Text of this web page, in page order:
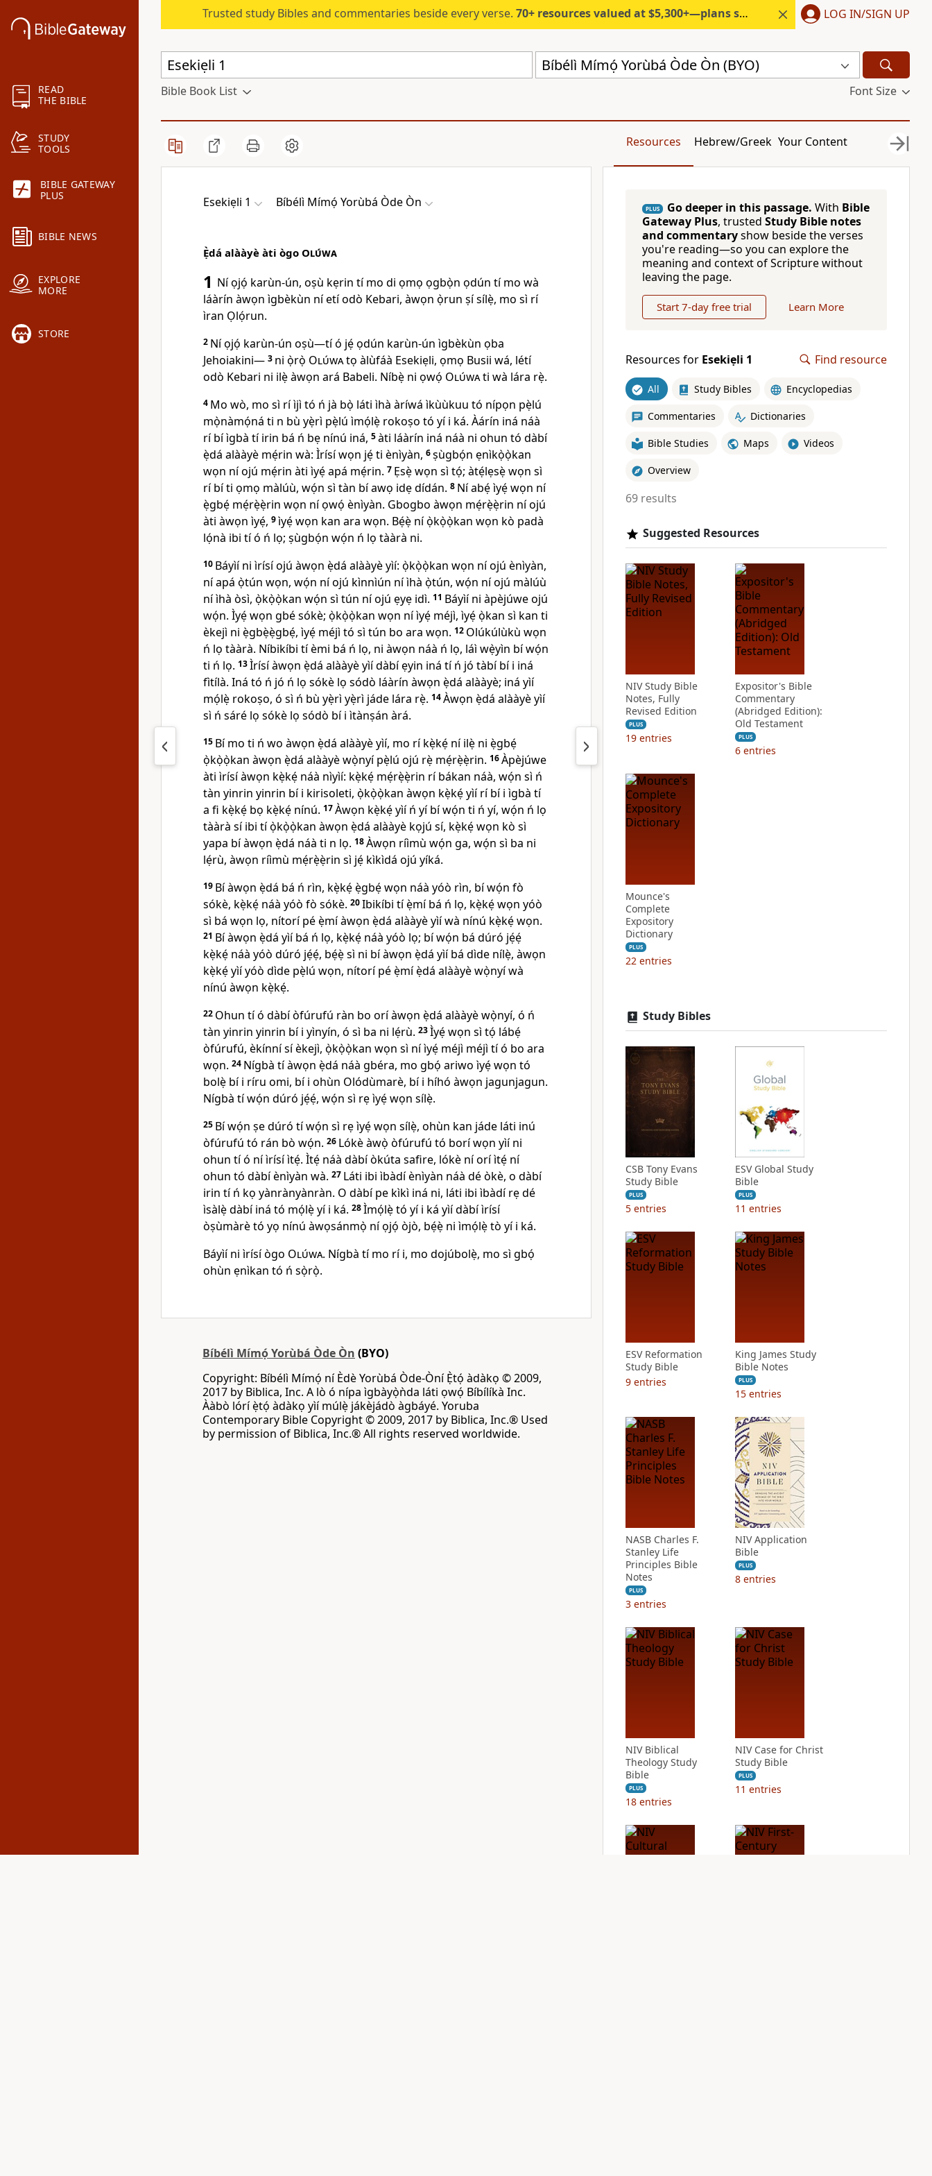
READ
THE BIBLE
STUDY
TOOLS
BIBLE GATEWAY
PLUS
BIBLE NEWS
EXPLORE
MORE
STORE
Trusted study Bibles and commentaries beside every verse. 70+ resources valued at $5,300+—plans start under $6/month. LOG IN/SIGN UP
Bíbélì Mímọ́ Yorùbá Òde Òn (BYO)
Bible Book List Font Size
Resources Hebrew/Greek Your Content
Esekiẹli 1 Bíbélì Mímọ́ Yorùbá Òde Òn
Ẹ̀dá alààyè àti ògo Olúwa
1 Ní ọjọ́ karùn-ún, oṣù kẹrin tí mo di ọmọ ọgbọ̀n ọdún tí mo wà
láàrín àwọn ìgbèkùn ní etí odò Kebari, àwọn ọ̀run ṣí sílẹ̀, mo sì rí
ìran Ọlọ́run.
2 Ní ọjọ́ karùn-ún oṣù—tí ó jẹ́ ọdún karùn-ún ìgbèkùn ọba
Jehoiakini— 3 ni ọ̀rọ̀ Olúwatọ àlùfáà Esekiẹli, ọmọ Busii wá, létí
odò Kebari ni ilẹ̀ àwọn ará Babeli. Níbẹ̀ ni ọwọ́ Olúwati wà lára rẹ̀.
4 Mo wò, mo sì rí ìjì tó ń jà bọ̀ láti ìhà àríwá ìkùùkuu tó nípọn pẹ̀lú
mọ̀nàmọ́ná ti n bù yẹ̀rì pẹ̀lú ìmọ́lẹ̀ rokoṣo tó yí i ká. Àárín iná náà
rí bí ìgbà tí irin bá ń bẹ nínú iná, 5àti láàrín iná náà ni ohun tó dàbí
ẹ̀dá alààyè mẹ́rin wà: Ìrísí wọn jẹ́ ti ènìyàn, 6ṣùgbọ́n ẹnìkọ̀ọ̀kan
wọn ní ojú mẹ́rin àti ìyẹ́ apá mẹ́rin. 7 Ẹsẹ̀ wọn sì tọ́; àtẹ́lẹsẹ̀ wọn sì
rí bí ti ọmọ màlúù, wọ́n sì tàn bí awọ idẹ dídán. 8 Ní abẹ́ ìyẹ́ wọn ní
ẹ̀gbẹ́ mẹ́rẹ̀ẹ̀rin wọn ní ọwọ́ ènìyàn. Gbogbo àwọn mẹ́rẹ̀ẹ̀rin ní ojú
àti àwọn ìyẹ́, 9ìyẹ́ wọn kan ara wọn. Bẹ́ẹ̀ ní ọ̀kọ̀ọ̀kan wọn kò padà
lọ́nà ibi tí ó ń lọ; ṣùgbọ́n wọ́n ń lọ tààrà ni.
10 Báyìí ni ìrísí ojú àwọn ẹ̀dá alààyè yìí: ọ̀kọ̀ọ̀kan wọn ní ojú ènìyàn,
ní apá ọ̀tún wọn, wọ́n ní ojú kìnnìún ní ìhà ọ̀tún, wọ́n ní ojú màlúù
ní ìhà òsì, ọ̀kọ̀ọ̀kan wọ́n sì tún ní ojú ẹyẹ idì. 11 Báyìí ni àpèjúwe ojú
wọ́n. Ìyẹ́ wọn gbé sókè; ọ̀kọ̀ọ̀kan wọn ní ìyẹ́ méjì, ìyẹ́ ọ̀kan sì kan ti
èkejì ni ẹ̀gbẹ̀ẹ̀gbẹ́, ìyẹ́ méjì tó sì tún bo ara wọn. 12 Olúkúlùkù wọn
ń lọ tààrà. Níbikíbi tí èmi bá ń lọ, ni àwọn náà ń lọ, láì wẹ̀yìn bí wọ́n
ti ń lọ. 13Ìrísí àwọn ẹ̀dá alààyè yìí dàbí ẹyin iná tí ń jó tàbí bí i iná
fìtílà. Iná tó ń jó ń lọ sókè lọ sódò láàrín àwọn ẹ̀dá alààyè; iná yìí
mọ́lẹ̀ rokoṣo, ó sì ń bù yẹ̀rì yẹ̀rì jáde lára rẹ̀. 14Àwọn ẹ̀dá alààyè yìí
sì ń sáré lọ sókè lọ sódò bí i ìtànṣán àrá.
15 Bí mo ti ń wo àwọn ẹ̀dá alààyè yìí, mo rí kẹ̀kẹ́ ní ilẹ̀ ni ẹ̀gbẹ́
ọ̀kọ̀ọ̀kan àwọn ẹ̀dá alààyè wọ̀nyí pẹ̀lú ojú rẹ̀ mẹ́rẹ̀ẹ̀rin. 16Àpèjúwe
àti ìrísí àwọn kẹ̀kẹ́ náà nìyìí: kẹ̀kẹ́ mẹ́rẹ̀ẹ̀rin rí bákan náà, wọ́n sì ń
tàn yinrin yinrin bí i kirisoleti, ọ̀kọ̀ọ̀kan àwọn kẹ̀kẹ́ yìí rí bí i ìgbà tí
a fi kẹ̀kẹ́ bọ kẹ̀kẹ́ nínú. 17Àwọn kẹ̀kẹ́ yìí ń yí bí wọ́n ti ń yí, wọ́n ń lọ
tààrà sí ibi tí ọ̀kọ̀ọ̀kan àwọn ẹ̀dá alààyè kọjú sí, kẹ̀kẹ́ wọn kò sì
yapa bí àwọn ẹ̀dá náà ti n lọ. 18Àwọn ríìmù wọ́n ga, wọ́n sì ba ni
lẹ́rù, àwọn ríìmù mẹ́rẹ̀ẹ̀rin sì jẹ́ kìkìdá ojú yíká.
19 Bí àwọn ẹ̀dá bá ń rìn, kẹ̀kẹ́ ẹ̀gbẹ́ wọn náà yóò rìn, bí wọ́n fò
sókè, kẹ̀kẹ́ náà yóò fò sókè. 20Ibikíbi tí ẹ̀mí bá ń lọ, kẹ̀kẹ́ wọn yóò
sì bá wọn lọ, nítorí pé ẹ̀mí àwọn ẹ̀dá alààyè yìí wà nínú kẹ̀kẹ́ wọn.
21 Bí àwọn ẹ̀dá yìí bá ń lọ, kẹ̀kẹ́ náà yóò lọ; bí wọ́n bá dúró jẹ́ẹ́
kẹ̀kẹ́ náà yóò dúró jẹ́ẹ́, bẹ́ẹ̀ sì ni bí àwọn ẹ̀dá yìí bá dìde nílẹ̀, àwọn
kẹ̀kẹ́ yìí yóò dìde pẹ̀lú wọn, nítorí pé ẹ̀mí ẹ̀dá alààyè wọ̀nyí wà
nínú àwọn kẹ̀kẹ́.
22 Ohun tí ó dàbí òfúrufú ràn bo orí àwọn ẹ̀dá alààyè wọ̀nyí, ó ń
tàn yinrin yinrin bí i yìnyín, ó sì ba ni lẹ́rù. 23Ìyẹ́ wọn sì tọ́ lábẹ́
òfúrufú, èkínní sí èkejì, ọ̀kọ̀ọ̀kan wọn sì ní ìyẹ́ méjì méjì tí ó bo ara
wọn. 24 Nígbà tí àwọn ẹ̀dá náà gbéra, mo gbọ́ ariwo ìyẹ́ wọn tó
bolẹ̀ bí i ríru omi, bí i ohùn Olódùmarè, bí i híhó àwọn jagunjagun.
Nígbà tí wọ́n dúró jẹ́ẹ́, wọ́n sì rẹ ìyẹ́ wọn sílẹ̀.
25 Bí wọ́n ṣe dúró tí wọ́n sì rẹ ìyẹ́ wọn sílẹ̀, ohùn kan jáde láti inú
òfúrufú tó rán bò wọ́n. 26 Lókè àwọ̀ òfúrufú tó borí wọn yìí ni
ohun tí ó ní ìrísí ìtẹ́. Ìtẹ́ náà dàbí òkúta safire, lókè ní orí ìtẹ́ ní
ohun tó dàbí ènìyàn wà. 27 Láti ibi ìbàdí ènìyàn náà dé òkè, o dàbí
irin tí ń kọ yànrànyànràn. O dàbí pe kìkì iná ni, láti ibi ìbàdí rẹ dé
ìsàlẹ̀ dàbí iná tó mọ́lẹ̀ yí i ká. 28Ìmọ́lẹ̀ tó yí i ká yìí dàbí ìrísí
òṣùmàrè tó yọ nínú àwọsánmọ̀ ní ọjọ́ òjò, bẹ́ẹ̀ ni ìmọ́lẹ̀ tò yí i ká.
Báyìí ni ìrísí ògo Olúwa. Nígbà tí mo rí i, mo dojúbolẹ̀, mo sì gbọ́
ohùn ẹnìkan tó ń sọ̀rọ̀.
Bíbélì Mímọ́ Yorùbá Òde Òn (BYO)
Copyright: Bíbélì Mímọ́ ní Èdè Yorùbá Òde-Òní Ẹ̀tọ́ àdàkọ © 2009,
2017 by Biblica, Inc. A lò ó nípa ìgbàyọ̀ǹda láti ọwọ́ Bíbílíkà Inc.
Ààbò lórí ẹ̀tọ́ àdàkọ yìí múlẹ̀ jákèjádò àgbáyé. Yoruba
Contemporary Bible Copyright © 2009, 2017 by Biblica, Inc.® Used
by permission of Biblica, Inc.® All rights reserved worldwide.
PLUS Go deeper in this passage. With Bible
Gateway Plus, trusted Study Bible notes
and commentaryshow beside the verses
you're reading—so you can explore the
meaning and context of Scripture without
leaving the page.
Start 7-day free trial Learn More
Resources for Esekiẹli 1 Find resource
All Study Bibles Encyclopedias
Commentaries Dictionaries
Bible Studies Maps Videos
Overview
69 results
Suggested Resources
NIV Study Bible
Notes, Fully
Revised Edition
PLUS
19 entries
Expositor's Bible
Commentary
(Abridged Edition):
Old Testament
PLUS
6 entries
Mounce's
Complete
Expository
Dictionary
PLUS
22 entries
Study Bibles
CSB Tony Evans
Study Bible
PLUS
5 entries
ESV Global Study
Bible
PLUS
11 entries
ESV Reformation
Study Bible
9 entries
King James Study
Bible Notes
PLUS
15 entries
NASB Charles F.
Stanley Life
Principles Bible
Notes
PLUS
3 entries
NIV Application
Bible
PLUS
8 entries
NIV Biblical
Theology Study
Bible
PLUS
18 entries
NIV Case for Christ
Study Bible
PLUS
11 entries